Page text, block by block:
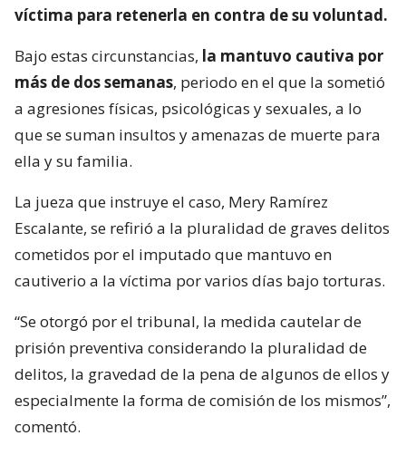
víctima para retenerla en contra de su voluntad.
Bajo estas circunstancias, la mantuvo cautiva por
más de dos semanas, periodo en el que la sometió
a agresiones físicas, psicológicas y sexuales, a lo
que se suman insultos y amenazas de muerte para
ella y su familia.
La jueza que instruye el caso, Mery Ramírez
Escalante, se refirió a la pluralidad de graves delitos
cometidos por el imputado que mantuvo en
cautiverio a la víctima por varios días bajo torturas.
“Se otorgó por el tribunal, la medida cautelar de
prisión preventiva considerando la pluralidad de
delitos, la gravedad de la pena de algunos de ellos y
especialmente la forma de comisión de los mismos”,
comentó.